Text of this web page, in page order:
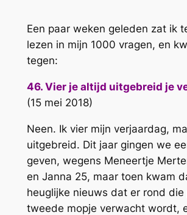
Een paar weken geleden zat ik
lezen in mijn 1000 vragen, en
tegen:
46. Vier je altijd uitgebreid je
(15 mei 2018)
Neen. Ik vier mijn verjaardag,
uitgebreid. Dit jaar gingen we
geven, wegens Meneertje
en Janna 25, maar toen kwam
heuglijke nieuws dat er rond die
tweede mopje verwacht wordt,